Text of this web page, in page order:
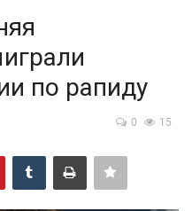
по рапиду
0 15